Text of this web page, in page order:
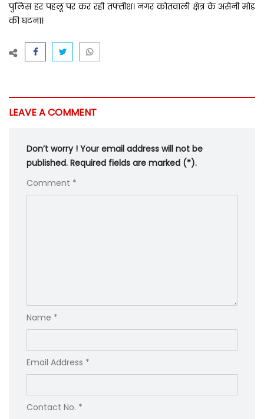
पुलिस हर पहलू पर कर रही तफ्तीश। नगर कोतवाली क्षेत्र के असेनी मोड़
की घटना।
LEAVE A COMMENT
Don’t worry ! Your email address will not be
published. Required fields are marked (*).
Comment *
Name *
Email Address *
Contact No. *